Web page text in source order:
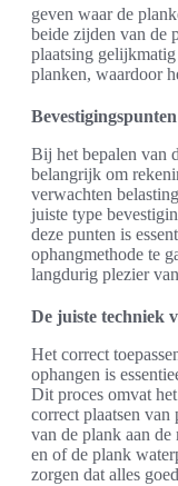
geven waar de
beide zijden van de
plaatsing
planken, waardoor
Bij het bepalen van
belangrijk om
verwachten
juiste type
deze punten is
ophangmethode te
langdurig plezier
De juiste techniek
Het correct
ophangen is
Dit proces omvat
correct plaatsen
van de plank aan
en of de plank
zorgen dat alles